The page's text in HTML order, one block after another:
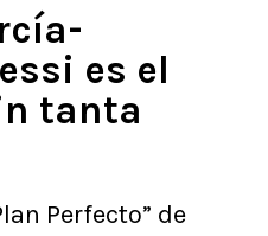
es el
tanta
Perfecto” de